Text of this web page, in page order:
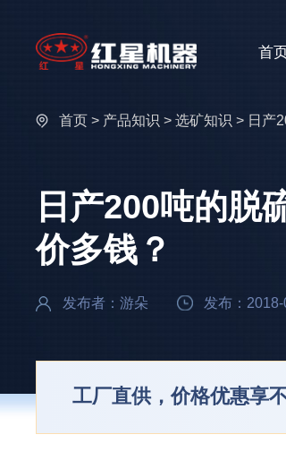
首
首页 > 产品知识 >选矿知识 > 日产
日产200吨的脱
价多钱？
发布者：游朵 发布：
工厂直供，价格优惠享